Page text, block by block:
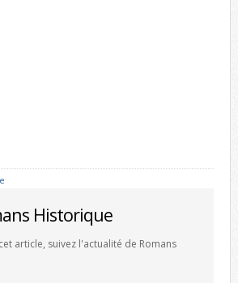
Historique
article, suivez l'actualité de Romans